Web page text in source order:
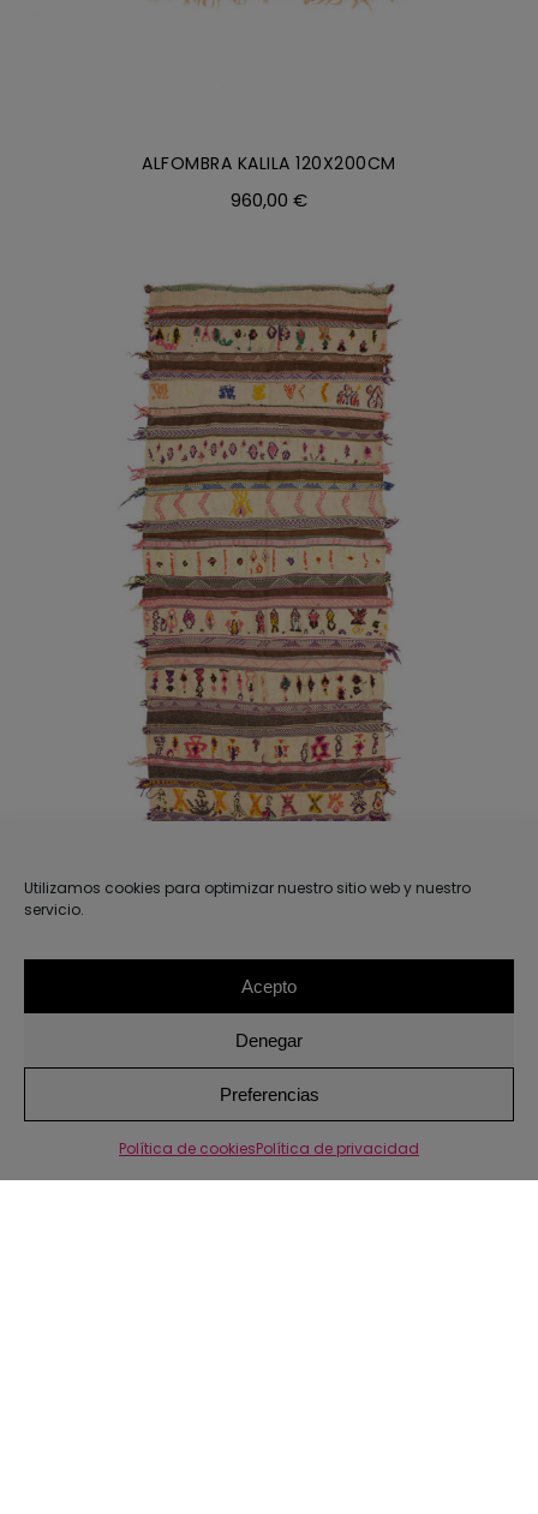
Utilizamos cookies para optimizar nuestro sitio web y nuestro
servicio.
Acepto
Denegar
Preferencias
Política de cookiesPolítica de privacidad
ALFOMBRA KALILA 120X200CM
960,00 €
AÑADIR AL CARRITO / DETALLES
ALFOMBRA JANNA 135X320CM
1.720,00€